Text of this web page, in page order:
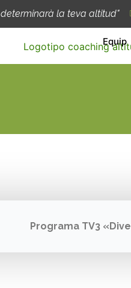
la teva altitud"
Equip
Programa TV3